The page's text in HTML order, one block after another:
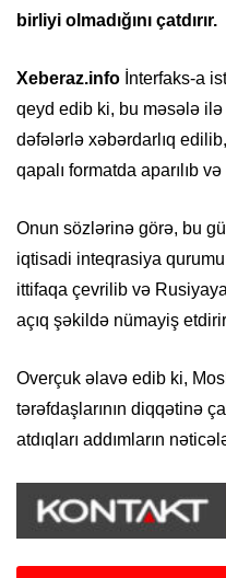
birliyi olmadığını çatdırır.
Xeberaz.info İnterfaks-a
qeyd edib ki, bu məsələ
dəfələrlə xəbərdarlıq
qapalı formatda aparılıb
Onun sözlərinə görə, bu
iqtisadi inteqrasiya
ittifaqa çevrilib və
açıq şəkildə nümayiş
Overçuk əlavə edib ki,
tərəfdaşlarının diqqətinə
atdıqları addımların